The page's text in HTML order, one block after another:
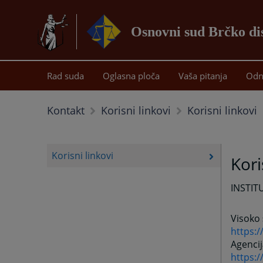
Osnovni sud Brčko
Rad suda Oglasna ploča Vaša pitanja
Kontakt Korisni linkovi Korisni linkovi
Korisni linkovi
Visoko